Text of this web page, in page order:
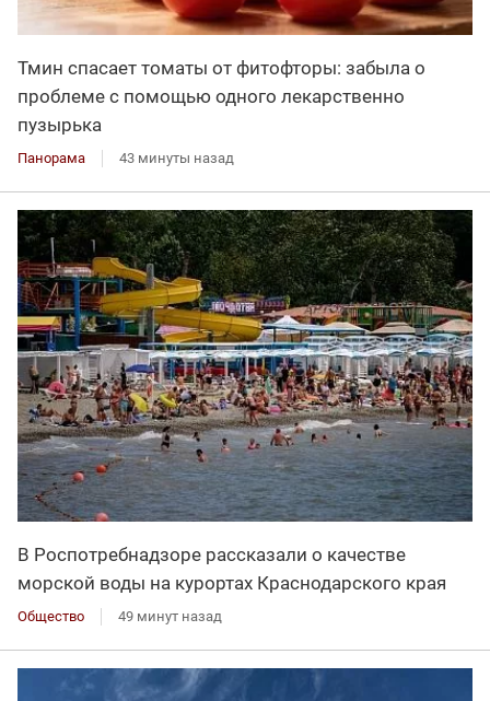
Тмин спасает томаты от фитофторы: забыла о
проблеме с помощью одного лекарственно
пузырька
Панорама 43 минуты назад
В Роспотребнадзоре рассказали о качестве
морской воды на курортах Краснодарского края
Общество 49 минут назад